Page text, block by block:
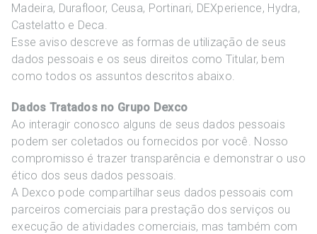
Madeira, Durafloor, Ceusa, Portinari, DEXperience, Hydra,
Castelatto e Deca.
Esse aviso descreve as formas de utilização de seus
dados pessoais e os seus direitos como Titular, bem
como todos os assuntos descritos abaixo.
Dados Tratados no Grupo Dexco
Ao interagir conosco alguns de seus dados pessoais
podem ser coletados ou fornecidos por você. Nosso
compromisso é trazer transparência e demonstrar o uso
ético dos seus dados pessoais.
A Dexco pode compartilhar seus dados pessoais com
parceiros comerciais para prestação dos serviços ou
execução de atividades comerciais, mas também com